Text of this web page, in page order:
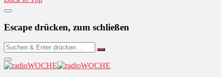
Escape drücken, zum schließen